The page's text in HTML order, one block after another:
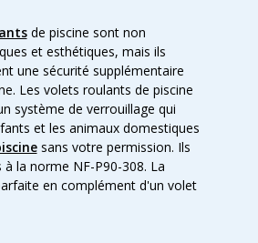
de piscine sont non
et esthétiques, mais ils
une sécurité supplémentaire
Les volets roulants de piscine
système de verrouillage qui
et les animaux domestiques
sans votre permission. Ils
la norme NF-P90-308. La
en complément d'un volet